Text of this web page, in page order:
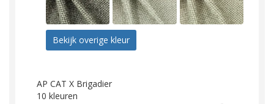
Bekijk overige kleur
AP CAT X Brigadier
10 kleuren